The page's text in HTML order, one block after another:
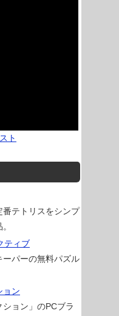
ト
番テトリスをシンプ
ティブ
ーパーの無料パズル
ョン
ション」のPCブラ